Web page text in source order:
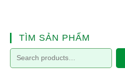
TÌM SẢN PHẨM